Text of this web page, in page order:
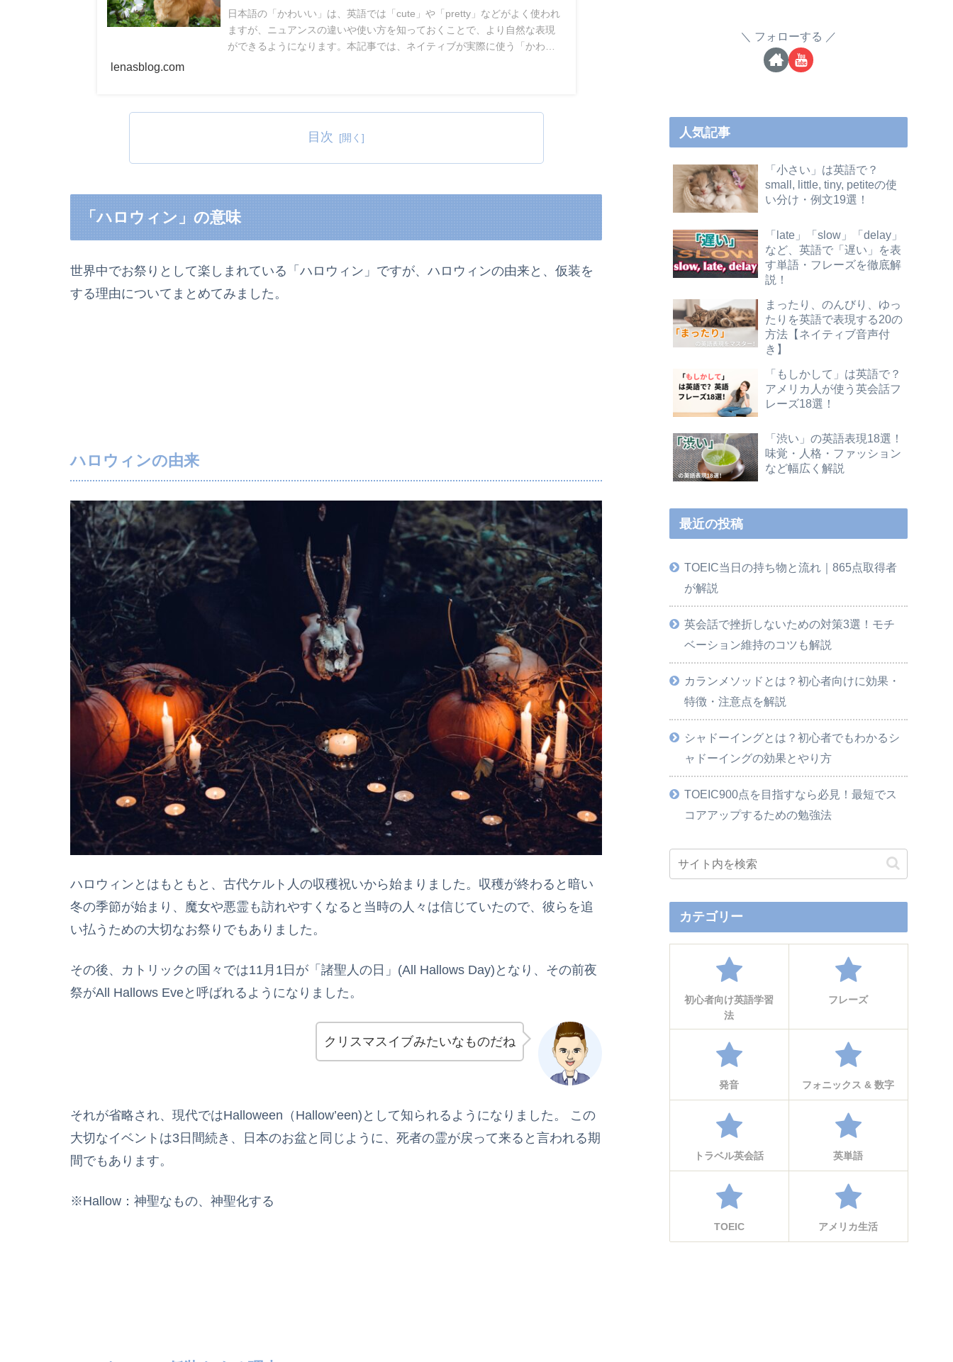
日本語の「かわいい」は、英語では「cute」や「pretty」などがよく使われ
ますが、ニュアンスの違いや使い方を知っておくことで、より自然な表現
ができるようになります。本記事では、ネイティブが実際に使う「かわい
lenasblog.com
目次
「ハロウィン」の意味
世界中でお祭りとして楽しまれている「ハロウィン」ですが、ハロウィンの由来と、仮装を
する理由についてまとめてみました。
ハロウィンの由来
ハロウィンとはもともと、古代ケルト人の収穫祝いから始まりました。収穫が終わると暗い
冬の季節が始まり、魔女や悪霊も訪れやすくなると当時の人々は信じていたので、彼らを追
い払うための大切なお祭りでもありました。
その後、カトリックの国々では11月1日が「諸聖人の日」(All Hallows Day)となり、その前夜
祭がAll Hallows Eveと呼ばれるようになりました。
クリスマスイブみたいなものだね
それが省略され、現代ではHalloween（Hallow’een)として知られるようになりました。 この
大切なイベントは3日間続き、日本のお盆と同じように、死者の霊が戻って来ると言われる期
間でもあります。
※Hallow：神聖なもの、神聖化する
フォローする
人気記事
「小さい」は英語で？
small, little, tiny, petiteの使
い分け・例文19選！
「late」「slow」「delay」
など、英語で「遅い」を表
す単語・フレーズを徹底解
説！
まったり、のんびり、ゆっ
たりを英語で表現する20の
方法【ネイティブ音声付
き】
「もしかして」は英語で？
アメリカ人が使う英会話フ
レーズ18選！
「渋い」の英語表現18選！
味覚・人格・ファッション
など幅広く解説
最近の投稿
TOEIC当日の持ち物と流れ｜865点取得者
が解説
英会話で挫折しないための対策3選！モチ
ベーション維持のコツも解説
カランメソッドとは？初心者向けに効果・
特徴・注意点を解説
シャドーイングとは？初心者でもわかるシ
ャドーイングの効果とやり方
TOEIC900点を目指すなら必見！最短でス
コアアップするための勉強法
カテゴリー
初心者向け英語学習
法
フレーズ
発音 フォニックス & 数字
トラベル英会話 英単語
TOEIC アメリカ生活